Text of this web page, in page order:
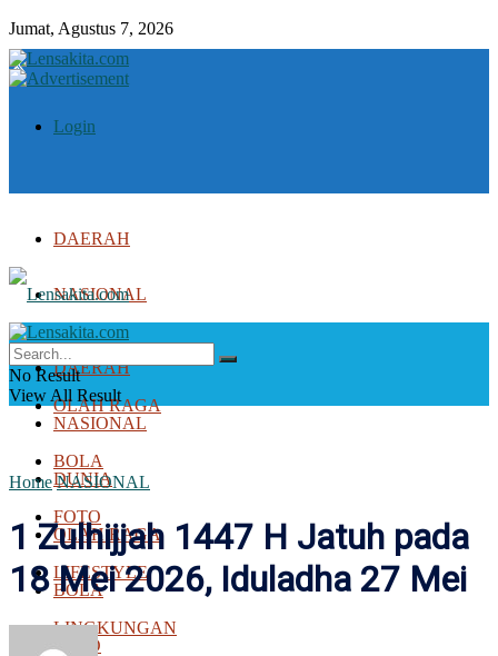
Jumat, Agustus 7, 2026
Login
DAERAH
NASIONAL
DUNIA
OLAH RAGA
BOLA
FOTO
LIFESTYLE
LINGKUNGAN
DAERAH
NASIONAL
DUNIA
OLAH RAGA
BOLA
FOTO
No Result
View All Result
Home NASIONAL
1 Zulhijjah 1447 H Jatuh pada
18 Mei 2026, Iduladha 27 Mei